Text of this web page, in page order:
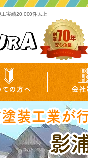
工実績20,000件以上
ての方へ 会社
装工業が
影